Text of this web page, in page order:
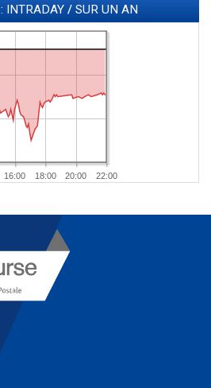
: INTRADAY/ SUR UN AN
16:00 18:00 20:00 22:00